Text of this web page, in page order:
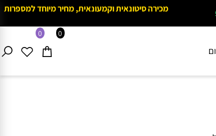
מכירה סיטונאית וקמעונאית, מחיר מיוחד למספרות
0 0